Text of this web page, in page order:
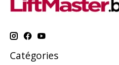
Catégories